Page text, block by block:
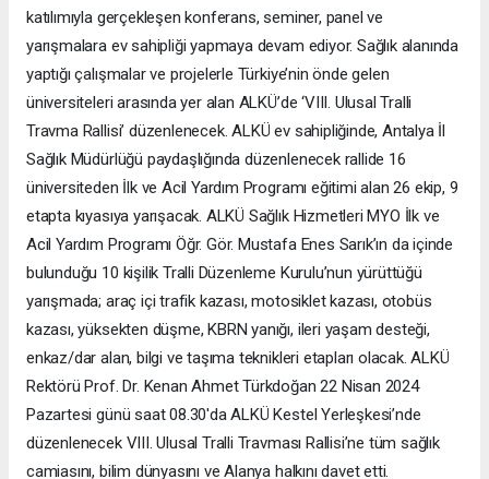
katılımıyla gerçekleşen konferans, seminer, panel ve
yarışmalara ev sahipliği yapmaya devam ediyor. Sağlık alanında
yaptığı çalışmalar ve projelerle Türkiye’nin önde gelen
üniversiteleri arasında yer alan ALKÜ’de ‘VIII. Ulusal Tralli
Travma Rallisi’ düzenlenecek. ALKÜ ev sahipliğinde, Antalya İl
Sağlık Müdürlüğü paydaşlığında düzenlenecek rallide 16
üniversiteden İlk ve Acil Yardım Programı eğitimi alan 26 ekip, 9
etapta kıyasıya yarışacak. ALKÜ Sağlık Hizmetleri MYO İlk ve
Acil Yardım Programı Öğr. Gör. Mustafa Enes Sarık’ın da içinde
bulunduğu 10 kişilik Tralli Düzenleme Kurulu’nun yürüttüğü
yarışmada; araç içi trafik kazası, motosiklet kazası, otobüs
kazası, yüksekten düşme, KBRN yanığı, ileri yaşam desteği,
enkaz/dar alan, bilgi ve taşıma teknikleri etapları olacak. ALKÜ
Rektörü Prof. Dr. Kenan Ahmet Türkdoğan 22 Nisan 2024
Pazartesi günü saat 08.30'da ALKÜ Kestel Yerleşkesi’nde
düzenlenecek VIII. Ulusal Tralli Travması Rallisi’ne tüm sağlık
camiasını, bilim dünyasını ve Alanya halkını davet etti.